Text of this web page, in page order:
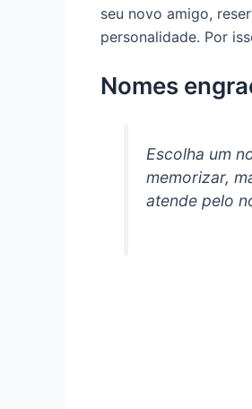
seu novo amigo,
personalidade. Por
Nomes
Escolha um
memorizar,
atende pelo